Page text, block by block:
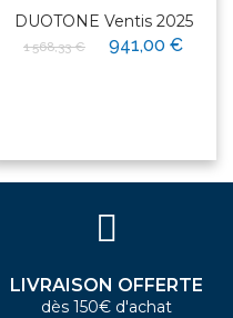
DUOTONE Ventis 2025
1 568,33 € 941,00 €
LIVRAISON OFFERTE
dès 150€ d'achat